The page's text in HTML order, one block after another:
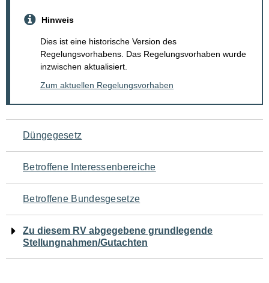
Hinweis
Dies ist eine historische Version des
Regelungsvorhabens. Das Regelungsvorhaben wurde
inzwischen aktualisiert.
Zum aktuellen Regelungsvorhaben
Navigation
für
den
Seiteninhalt
Düngegesetz
Betroffene Interessenbereiche
Betroffene Bundesgesetze
Zu diesem RV abgegebene grundlegende
Stellungnahmen/Gutachten